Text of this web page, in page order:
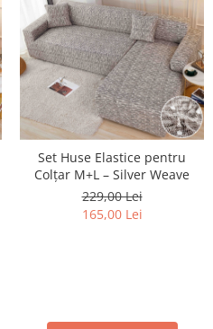
Set Huse Elastice pentru
Colțar M+L – Silver Weave
229,00 Lei
165,00 Lei